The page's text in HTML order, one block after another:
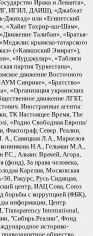
Ирака и Леванта»,
ИГ, ИГИЛ, ДАИШ), «Джабхат
или «Египетский
«Хайят Тахрир-аш-Шам»,
Талибан», «Братья-
крымско-татарского
(«Кавказский Эмират»),
«Нурджулар», «Таблиги
партия Туркестана»,
движение Восточного
Синрике», «Братство»
«Организация украинских
движение ЛГБТ,
Иностранные агенты:
ТК Настоящее Время, The
«Радио Свободная Европа/
Фактограф, Север. Реалии,
А., Савицкая Л.А., Маркелов
Н.А., Гельман М.А.,
Альянс Врачей, Агора,
(фонд), За права человека,
Карелия, Московская
36, Ракурс, Русь Сидящая,
центр, ИАЦ Сова, Союз
борьбы с коррупцией (ФБК),
информации, Центр
International,
"Сибирь.Реалии", Фонд
историко-
правозащитное общество